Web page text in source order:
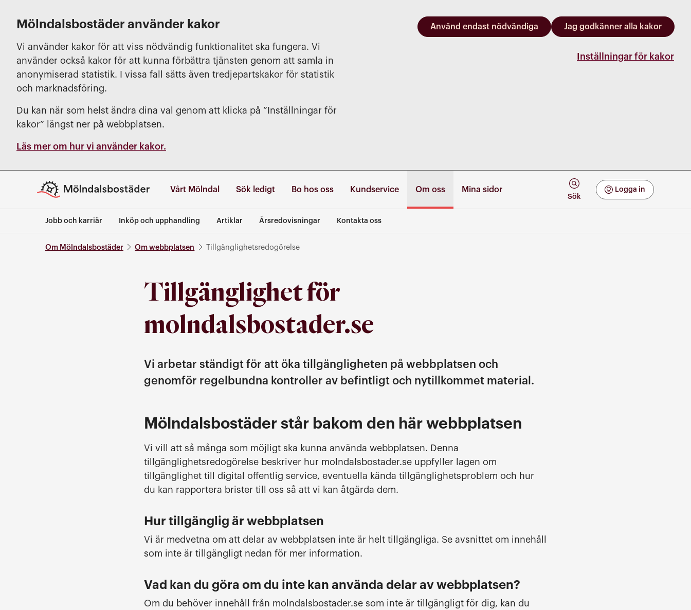
Mölndalsbostäder använder kakor
Vi använder kakor för att viss nödvändig funktionalitet ska fungera. Vi
använder också kakor för att kunna förbättra tjänsten genom att samla in
anonymiserad statistik. I vissa fall sätts även tredjepartskakor för statistik
och marknadsföring.
Du kan när som helst ändra dina val genom att klicka på ”Inställningar för
kakor” längst ner på webbplatsen.
Läs mer om hur vi använder kakor.
Använd endast nödvändiga Jag godkänner alla kakor
Inställningar för kakor
Vårt Mölndal Sök ledigt Bo hos oss Kundservice Om oss
Jobb och karriär Inköp och upphandling Artiklar Årsredovisningar Kontakta oss
Mina sidor
Mina Sidor Sök
Logga in
Om Mölndalsbostäder Om webbplatsen Tillgänglighetsredogörelse
Tillgänglighet för
molndalsbostader.se
Vi arbetar ständigt för att öka tillgängligheten på webbplatsen och
genomför regelbundna kontroller av befintligt och nytillkommet material.
Mölndalsbostäder står bakom den här webbplatsen
Vi vill att så många som möjligt ska kunna använda webbplatsen. Denna
tillgänglighetsredogörelse beskriver hur molndalsbostader.se uppfyller lagen om
tillgänglighet till digital offentlig service, eventuella kända tillgänglighetsproblem och hur
du kan rapportera brister till oss så att vi kan åtgärda dem.
Hur tillgänglig är webbplatsen
Vi är medvetna om att delar av webbplatsen inte är helt tillgängliga. Se avsnittet om innehåll
som inte är tillgängligt nedan för mer information.
Vad kan du göra om du inte kan använda delar av webbplatsen?
Om du behöver innehåll från molndalsbostader.se som inte är tillgängligt för dig, kan du